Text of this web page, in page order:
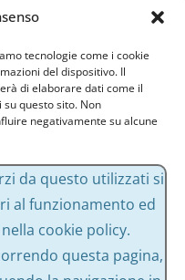
tecnologie come i cookie
del dispositivo. Il
di elaborare dati come il
questo sito. Non
negativamente su alcune
da questo utilizzati si
al funzionamento ed
cookie policy.
questa pagina,